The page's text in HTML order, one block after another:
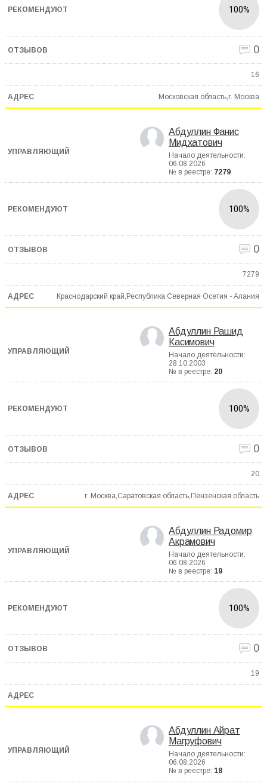
100%
0
16
Московская область,г. Москва
Абдуллин Фанис
Мидхатович
Начало деятельности:
06.08.2026
№ в реестре: 7279
100%
0
7279
Краснодарский край,Республика Северная Осетия - Алания
Абдуллин Рашид
Касимович
Начало деятельности:
28.10.2003
№ в реестре: 20
100%
0
20
г. Москва,Саратовская область,Пензенская область
Абдуллин Радомир
Акрамович
Начало деятельности:
06.08.2026
№ в реестре: 19
100%
0
19
Абдуллин Айрат
Магруфович
Начало деятельности:
06.08.2026
№ в реестре: 18